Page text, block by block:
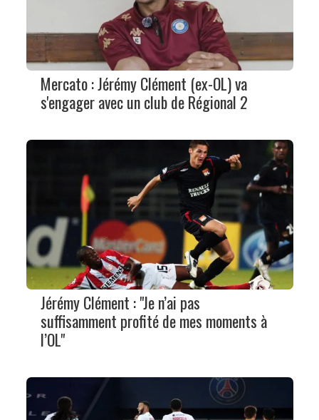
Mercato : Jérémy Clément (ex-OL) va
s'engager avec un club de Régional 2
Jérémy Clément : "Je n’ai pas
suffisamment profité de mes moments à
l’OL"